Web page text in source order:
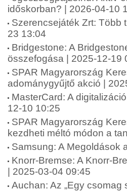
időskorban? | 2026-04-10
Szerencsejáték Zrt: Több
23 13:04
Bridgestone: A
összefogása | 2025-12-19
SPAR Magyarország
adománygyűjtő akció |
MasterCard: A
12-10 10:25
SPAR Magyarország
kezdheti méltó módon a
Samsung: A Megoldások
Knorr-Bremse: A Knorr-
| 2025-03-04 09:45
Auchan: Az „Egy csomag